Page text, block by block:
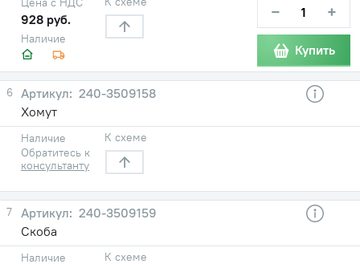
Наличие
928 руб. − +
Купить
6
240-3509158
Хомут
Наличие
Обратитесь к
консультанту
К схеме
7
240-3509159
Скоба
Наличие
К схеме